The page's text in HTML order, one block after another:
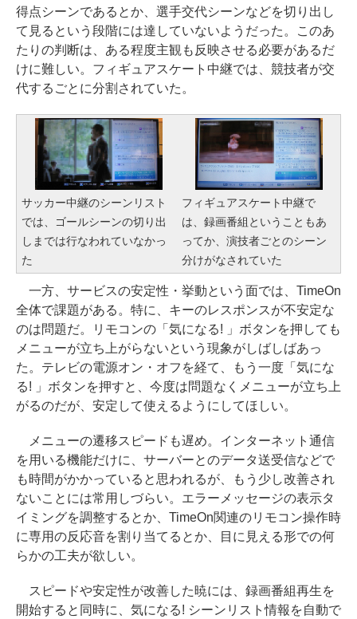
得点シーンであるとか、選手交代シーンなどを切り出し
て見るという段階には達していないようだった。このあ
たりの判断は、ある程度主観も反映させる必要があるだ
けに難しい。フィギュアスケート中継では、競技者が交
代するごとに分割されていた。
サッカー中継のシーンリスト
では、ゴールシーンの切り出
しまでは行なわれていなかっ
た
フィギュアスケート中継で
は、録画番組ということもあ
ってか、演技者ごとのシーン
分けがなされていた
一方、サービスの安定性・挙動という面では、TimeOn
全体で課題がある。特に、キーのレスポンスが不安定な
のは問題だ。リモコンの「気になる! 」ボタンを押しても
メニューが立ち上がらないという現象がしばしばあっ
た。テレビの電源オン・オフを経て、もう一度「気にな
る! 」ボタンを押すと、今度は問題なくメニューが立ち上
がるのだが、安定して使えるようにしてほしい。
メニューの遷移スピードも遅め。インターネット通信
を用いる機能だけに、サーバーとのデータ送受信などで
も時間がかかっていると思われるが、もう少し改善され
ないことには常用しづらい。エラーメッセージの表示タ
イミングを調整するとか、TimeOn関連のリモコン操作時
に専用の反応音を割り当てるとか、目に見える形での何
らかの工夫が欲しい。
スピードや安定性が改善した暁には、録画番組再生を
開始すると同時に、気になる! シーンリスト情報を自動で